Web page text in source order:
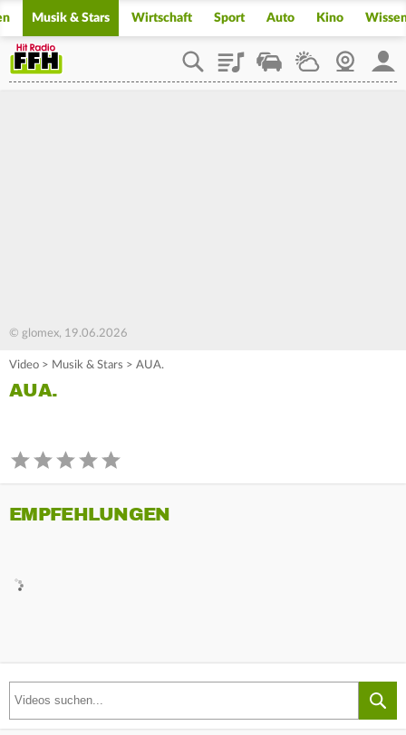
Musik & Stars Wirtschaft Sport Auto Kino
PlaylistStaupilotWetterWebcam
© glomex, 19.06.2026
Video > Musik & Stars > AUA.
AUA.
EMPFEHLUNGEN